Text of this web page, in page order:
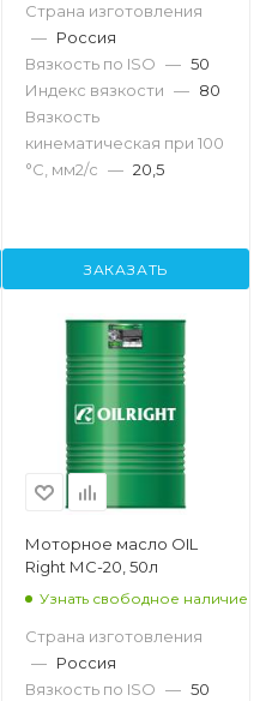
Страна изготовления
— Россия
Вязкость по ISO — 50
Индекс вязкости — 80
Вязкость
кинематическая при 100
°С, мм2/с — 20,5
ЗАКАЗАТЬ
Моторное масло OIL
Right МС-20, 50л
Узнать свободное наличие
Страна изготовления
— Россия
Вязкость по ISO — 50